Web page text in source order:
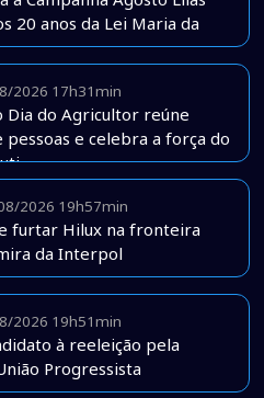
20 anos da Lei Maria da
2026 17h31min
Dia do Agricultor reúne
pessoas e celebra a força do
2026 19h57min
furtar Hilux na fronteira
da Interpol
2026 19h51min
à reeleição pela
Progressista